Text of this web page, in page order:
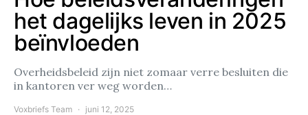
het dagelijks leven in 2025
beïnvloeden
Overheidsbeleid zijn niet zomaar verre besluiten die
in kantoren ver weg worden…
Voxbriefs Team juni 12, 2025